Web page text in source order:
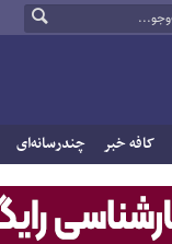
کافه خبر چندرسانه‌ای